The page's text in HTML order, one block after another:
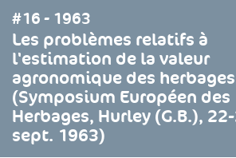
#16 - 1963
Les problèmes relatifs à
l'estimation de la valeur
agronomique des herbages
(Symposium Européen des
Herbages, Hurley (G.B.),
sept. 1963)